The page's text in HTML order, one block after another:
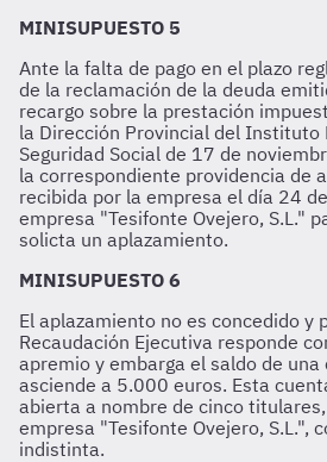
MINISUPUESTO 5
Ante la falta de pago en el plazo
de la reclamación de la deuda
recargo sobre la prestación
la Dirección Provincial del Instituto
Seguridad Social de 17 de
la correspondiente providencia de
recibida por la empresa el día 24
empresa "Tesifonte Ovejero, S.L."
solicta un aplazamiento.
MINISUPUESTO 6
El aplazamiento no es concedido y
Recaudación Ejecutiva responde
apremio y embarga el saldo de
asciende a 5.000 euros. Esta
abierta a nombre de cinco
empresa "Tesifonte Ovejero, S.L.",
indistinta.